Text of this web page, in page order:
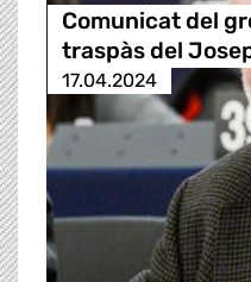
Comunicat del
traspàs del
17.04.2024